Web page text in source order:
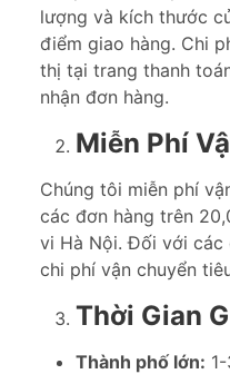
lượng và kích thước
điểm giao hàng. Chi
thị tại trang thanh
nhận đơn hàng.
Miễn Phí
Chúng tôi miễn phí
các đơn hàng trên
vi Hà Nội. Đối với các
chi phí vận chuyển
Thời Gian
Thành phố lớn: